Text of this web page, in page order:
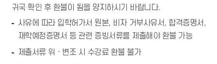
귀국 확인 후 환불이 됨을 양지하시기 바랍니다.
사유에 따라 입학허가서 원본, 비자 거부사유서, 합격증명서,
재학예정증명서 등 관련 증빙서류를 제출해야 환불 가능
제출서류 위ㆍ변조 시 수강료 환불 불가